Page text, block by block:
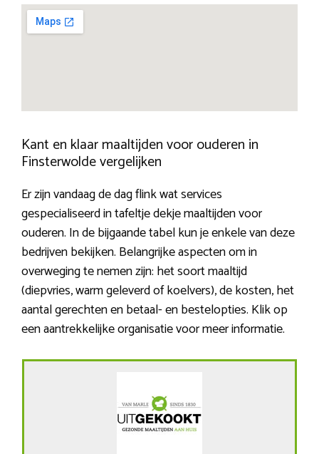
Kant en klaar maaltijden voor ouderen in
Finsterwolde vergelijken
Er zijn vandaag de dag flink wat services
gespecialiseerd in tafeltje dekje maaltijden voor
ouderen. In de bijgaande tabel kun je enkele van deze
bedrijven bekijken. Belangrijke aspecten om in
overweging te nemen zijn: het soort maaltijd
(diepvries, warm geleverd of koelvers), de kosten, het
aantal gerechten en betaal- en bestelopties. Klik op
een aantrekkelijke organisatie voor meer informatie.